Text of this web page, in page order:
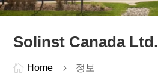
Solinst Canada Ltd.
 Home 5 정보